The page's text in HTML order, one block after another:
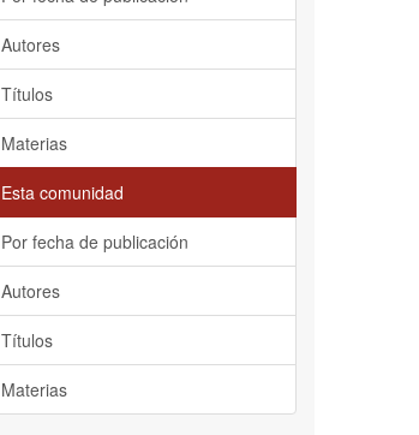
Autores
Títulos
Materias
Esta comunidad
Por fecha de publicación
Autores
Títulos
Materias